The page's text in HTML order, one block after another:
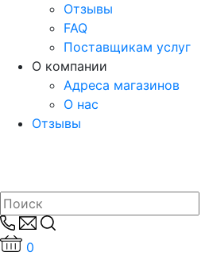
Отзывы
FAQ
Поставщикам услуг
О компании
Адреса магазинов
О нас
Отзывы
0